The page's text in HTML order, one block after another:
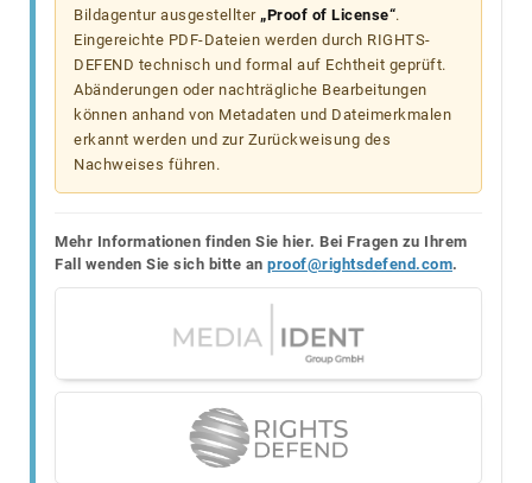
Bildagentur ausgestellter „Proof of License“.
Eingereichte PDF-Dateien werden durch RIGHTS-
DEFEND technisch und formal auf Echtheit geprüft.
Abänderungen oder nachträgliche Bearbeitungen
können anhand von Metadaten und Dateimerkmalen
erkannt werden und zur Zurückweisung des
Nachweises führen.
Mehr Informationen finden Sie hier. Bei Fragen zu Ihrem
Fall wenden Sie sich bitte an proof@rightsdefend.com.